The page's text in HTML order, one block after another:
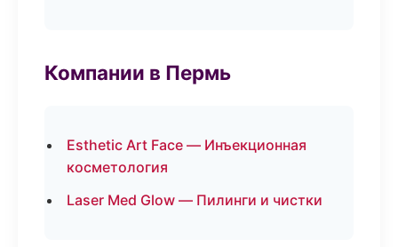
Компании в Пермь
Esthetic Art Face — Инъекционная
косметология
Laser Med Glow — Пилинги и чистки